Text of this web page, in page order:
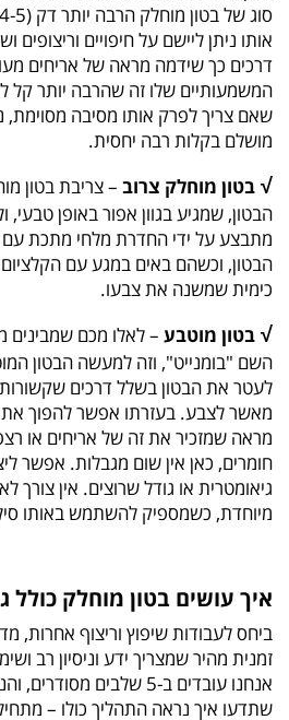
אותו ניתן ליישם על חיפויים וריצופים
דרכים כך שידמה מראה של אריחים
המשמעותיים שלו זה שהרבה יותר קל
שאם צריך לפרק אותו מסיבה מסוימת,
מושלם בקלות רבה יחסית.
√ בטון מוחלק צרוב – צריבת בטון
הבטון, שמגיע בגוון אפור באופן טבעי,
מתבצע על ידי החדרת מלחי מתכת
הבטון, וכשהם באים במגע עם
כימית שמשנה את צבעו.
√ בטון מוטבע – לאלו מכם שמבינים
השם "בומנייט", וזה למעשה הבטון
לעטר את הבטון בשלל דרכים
מאשר לצבע. בעזרתו אפשר להפוך את
מראה שמזכיר את זה של אריחים או
חומרים, כאן אין שום מגבלות. אפשר
גיאומטרית או גודל שרוצים. אין צורך
מיוחדת, כשמספיק להשתמש באותו
איך עושים בטון מוחלק כולל
ביחס לעבודות שיפוץ וריצוף אחרות,
זמנית מהיר שמצריך ידע וניסיון רב
אנחנו עובדים ב-5 שלבים
שתדעו איך נראה התהליך כולו –